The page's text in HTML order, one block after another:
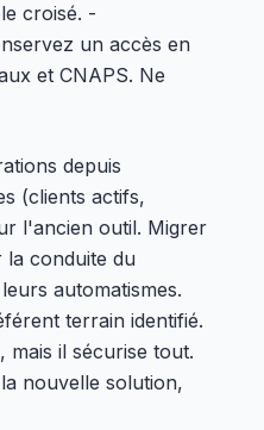
croisé. -
un accès en
et CNAPS. Ne
depuis
(clients actifs,
l'ancien outil. Migrer
la conduite du
automatismes.
terrain identifié.
il sécurise tout.
nouvelle solution,